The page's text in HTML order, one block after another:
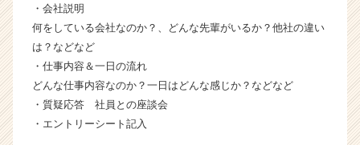
ら
ウ
ト
が
届
・会社説明
何をしている会社なのか？、どんな先輩がいるか？他社の違い
は？などなど
・仕事内容＆一日の流れ
どんな仕事内容なのか？一日はどんな感じか？などなど
・質疑応答 社員との座談会
・エントリーシート記入